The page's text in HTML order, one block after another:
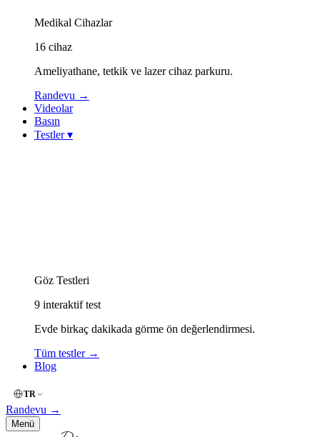
Medikal Cihazlar
16 cihaz
Ameliyathane, tetkik ve lazer cihaz parkuru.
Randevu →
Videolar
Basın
Testler▾
Göz Testleri
9 interaktif test
Evde birkaç dakikada görme ön değerlendirmesi.
Tüm testler →
Blog
TR
Randevu →
Menü